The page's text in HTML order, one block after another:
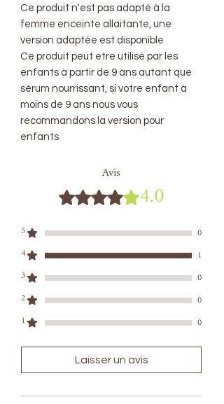
Ce produit n'est pas adapté à la
femme enceinte allaitante, une
version adaptée est disponible
Ce produit peut etre utilisé par les
enfants à partir de 9 ans autant que
sérum nourrissant, si votre enfant à
moins de 9 ans nous vous
recommandons la version pour
enfants
Avis
Noté 4 sur 5. 4.0
5
0
4
1
3
0
2
0
1
0
Laisser un avis